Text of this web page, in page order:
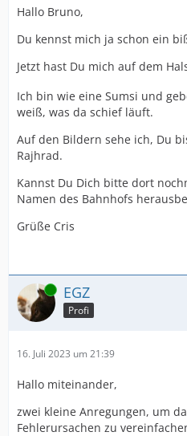
Hallo Bruno,
Du kennst mich ja schon ein
Jetzt hast Du mich auf dem
Ich bin wie eine Sumsi und
weiß, was da schief läuft.
Auf den Bildern sehe ich, Du
Rajhrad.
Kannst Du Dich bitte dort
Namen des Bahnhofs
Grüße Cris
Online EGZ
Profi
16. Juli 2023 um 21:39
Hallo miteinander,
zwei kleine Anregungen, um
Fehlerursachen zu